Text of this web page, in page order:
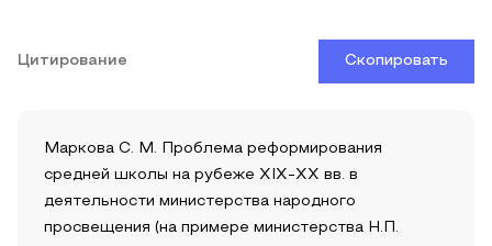
Цитирование Скопировать
Маркова С. М. Проблема реформирования
средней школы на рубеже XIX-XX вв. в
деятельности министерства народного
просвещения (на примере министерства Н.П.